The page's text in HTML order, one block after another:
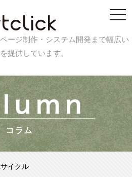
ージ制作・システム開発まで幅広い
提供しています。
イクル